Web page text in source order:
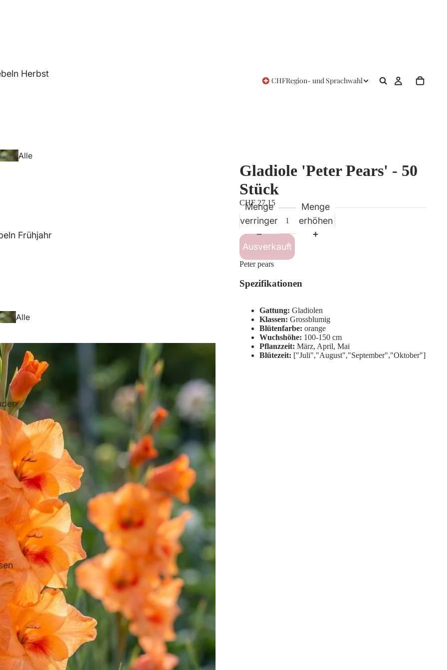
Herbst
Alle
Freesi
en
Fritillar
ia
Gladio
le
Frühjahr
Alle
Frühjahr
Anemo
Begon
ie
CHFRegion- und Sprachwahl
Gladiole 'Peter Pears' - 50
Stück
CHF 27.15
Menge
verringern
Menge
erhöhen
Ausverkauft
Peter pears
Spezifikationen
Gattung: Gladiolen
Klassen: Grossblumig
Blütenfarbe: orange
Wuchshöhe: 100-150 cm
Pflanzzeit: März, April, Mai
Blütezeit: ["Juli","August","September","Oktober"]